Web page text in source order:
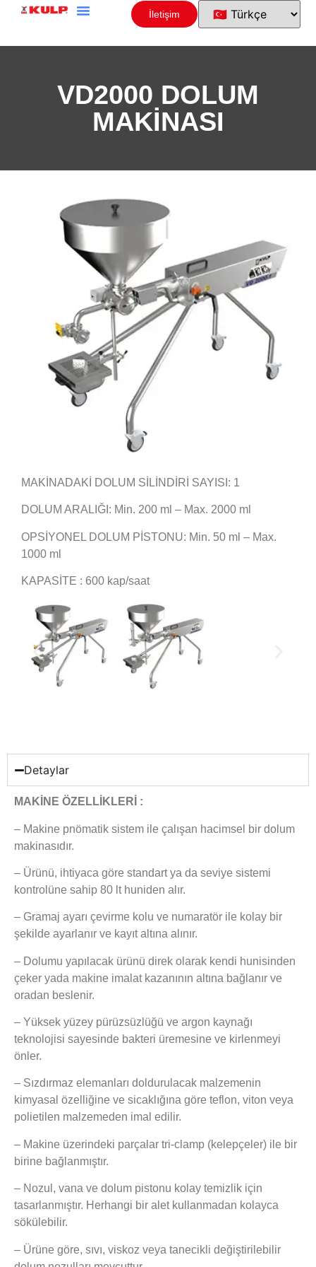
İletişim
VD2000 DOLUM
MAKİNASI
MAKİNADAKİ DOLUM SİLİNDİRİ SAYISI: 1
DOLUM ARALIĞI: Min. 200 ml – Max. 2000 ml
OPSİYONEL DOLUM PİSTONU: Min. 50 ml – Max.
1000 ml
KAPASİTE : 600 kap/saat
Detaylar
MAKİNE ÖZELLİKLERİ :
– Makine pnömatik sistem ile çalışan hacimsel bir dolum
makinasıdır.
– Ürünü, ihtiyaca göre standart ya da seviye sistemi
kontrolüne sahip 80 lt huniden alır.
– Gramaj ayarı çevirme kolu ve numaratör ile kolay bir
şekilde ayarlanır ve kayıt altına alınır.
– Dolumu yapılacak ürünü direk olarak kendi hunisinden
çeker yada makine imalat kazanının altına bağlanır ve
oradan beslenir.
– Yüksek yüzey pürüzsüzlüğü ve argon kaynağı
teknolojisi sayesinde bakteri üremesine ve kirlenmeyi
önler.
– Sızdırmaz elemanları doldurulacak malzemenin
kimyasal özelliğine ve sicaklığına göre teflon, viton veya
polietilen malzemeden imal edilir.
– Makine üzerindeki parçalar tri-clamp (kelepçeler) ile bir
birine bağlanmıştır.
– Nozul, vana ve dolum pistonu kolay temizlik için
tasarlanmıştır. Herhangi bir alet kullanmadan kolayca
sökülebilir.
– Ürüne göre, sıvı, viskoz veya tanecikli değiştirilebilir